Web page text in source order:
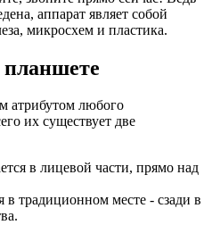
аппарат являет собой
микросхем и пластика.
атрибутом любого
их существует две
в лицевой части, прямо над
в традиционном месте - сзади в